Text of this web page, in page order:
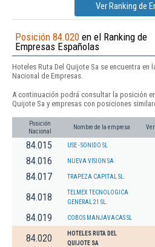
Ver Ranking de
Posición 84.020 en el Ranking de
Empresas Españolas
Hoteles Ruta Del Quijote Sa se encuentra en
Nacional de Empresas.
A continuación podrá consultar la posición
Quijote Sa y empresas con posiciones
Posición
Nacional
Nombre de la empresa
84.015 USE - SONIDO SL
84.016 NUEVA VISION SA
84.017 TRAPEZA CAPITAL SL.
84.018
TELMEX TECNOLOGICA
GENERAL 21 SL.
84.019 COBOS MANJAVACAS SL
84.020
HOTELES RUTA DEL
QUIJOTE SA